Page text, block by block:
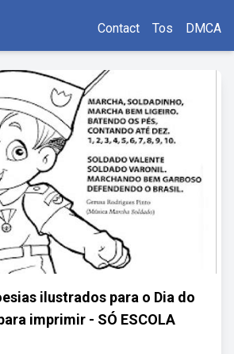
Contact Tos DMCA
ilustrados para o Dia do
imprimir - SÓ ESCOLA